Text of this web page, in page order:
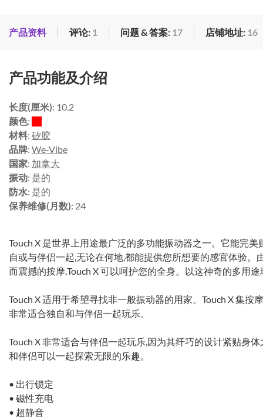
产品资料 评论: 1 问题 & 答案: 17 店铺地址: 16
产品功能及介绍
长度(厘米): 10.2
颜色:
材料: 矽胶
品牌: We-Vibe
国家: 加拿大
振动: 是的
防水: 是的
保养维修(月数): 24
Touch X 是世界上用途最广泛的多功能振动器之一。它能完
自或与伴侣一起,无论在何地,都能提供您所想要的感官体验。
而震撼的按摩,Touch X 可以呵护您的全身。以这神奇的多用
Touch X 适用于希望寻找非一般振动器的用家。Touch X 集
非常适合独自和与伴侣一起玩乐。
Touch X 非常适合与伴侣一起玩乐,因为其纤巧的设计紧贴身
和伴侣可以一起探索无限的乐趣。
• 出行锁定
• 磁性充电
• 超静音